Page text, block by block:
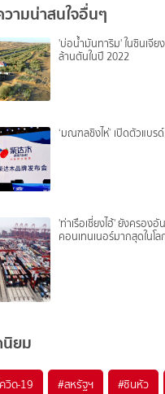
ามน่าสนใจอื่นๆ
'บ่อน้ำมันทาริม' ในซินเจี
ล้านตันในปี 2022
‘มณฑลชิงไห่’ เปิดตัวแบร
'ท่าเรือเซี่ยงไฮ้' ยังครอง
คอนเทนเนอร์มากสุดในโ
ยม
วิด-19 #สหรัฐฯ #ซินหัว